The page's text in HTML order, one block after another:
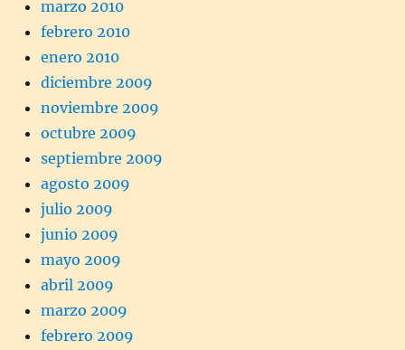
marzo 2010
febrero 2010
enero 2010
diciembre 2009
noviembre 2009
octubre 2009
septiembre 2009
agosto 2009
julio 2009
junio 2009
mayo 2009
abril 2009
marzo 2009
febrero 2009